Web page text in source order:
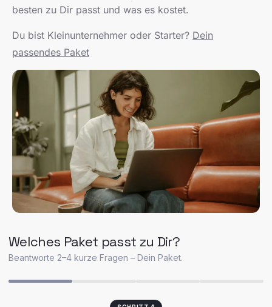
besten zu Dir passt und was es kostet.
Du bist Kleinunternehmer oder Starter? Dein
passendes Paket